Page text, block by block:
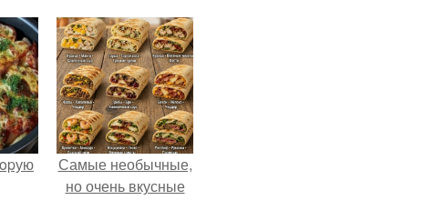
Самые необычные,
но очень вкусные